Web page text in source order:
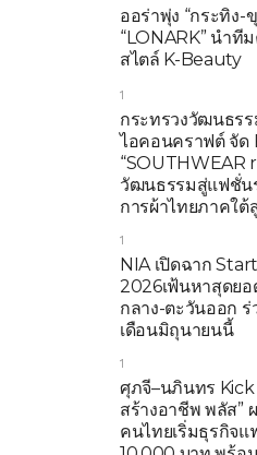
ออร่าพุ่ง “กระทิง
“LONARK” นำที
สไตล์ K-Beauty
1
กระทรวงวัฒนธร
ไอคอนคราฟต์ จัด
“SOUTHWEAR
วัฒนธรรมสู่แฟชั่น
การผ้าไทยภาคใต้
1
NIA เปิดฉาก
2026เฟ้นหาสุดย
กลาง-ตะวันออก
เดือนมิถุนายนนี้
1
ศุภจี–นภินทร
สร้างอาชีพ พลัส”
คนไทยเริ่มธุรกิจแ